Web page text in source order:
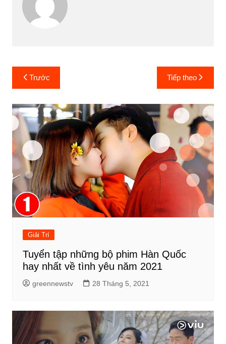
Điều
hướng
bài
viết
Trước Tiếp theo
Giải Trí
Tuyển tập những bộ phim Hàn Quốc
hay nhất về tình yêu năm 2021
greennewstv 28 Tháng 5, 2021